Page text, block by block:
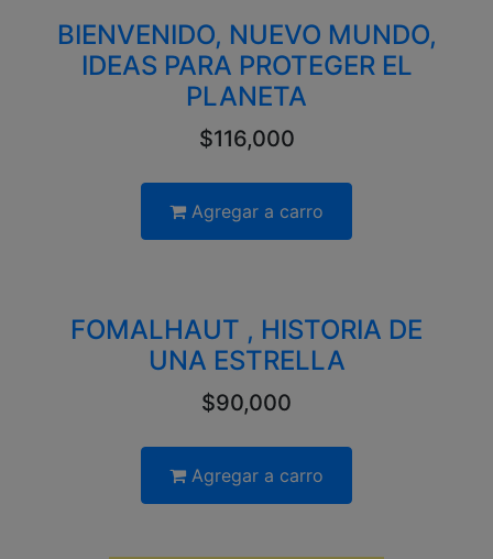
BIENVENIDO, NUEVO MUNDO,
IDEAS PARA PROTEGER EL
PLANETA
$116,000
Agregar a carro
FOMALHAUT , HISTORIA DE
UNA ESTRELLA
$90,000
Agregar a carro